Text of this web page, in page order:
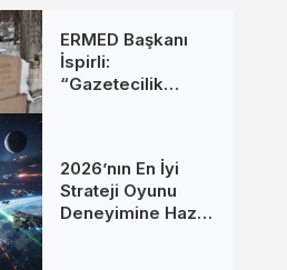
ERMED Başkanı
İspirli:
“Gazetecilik
2026’nın En İyi
Strateji Oyunu
Deneyimine Hazır